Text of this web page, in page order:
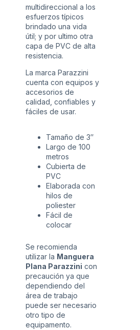
multidireccional a los
esfuerzos típicos
brindado una vida
útil; y por ultimo otra
capa de PVC de alta
resistencia.
La marca Parazzini
cuenta con equipos y
accesorios de
calidad, confiables y
fáciles de usar.
Tamaño de 3″
Largo de 100
metros
Cubierta de
PVC
Elaborada con
hilos de
poliester
Fácil de
colocar
Se recomienda
utilizar la Manguera
Plana Parazzini con
precaución ya que
dependiendo del
área de trabajo
puede ser necesario
otro tipo de
equipamento.